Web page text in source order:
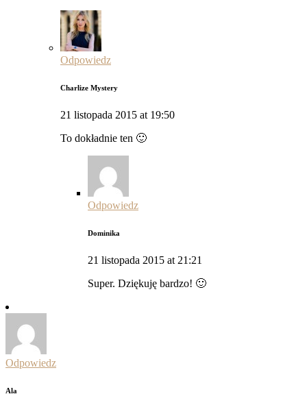
Odpowiedz
Charlize Mystery
21 listopada 2015 at 19:50
To dokładnie ten 🙂
Odpowiedz
Dominika
21 listopada 2015 at 21:21
Super. Dziękuję bardzo! 🙂
Odpowiedz
Ala